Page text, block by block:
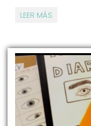
LEER MÁS